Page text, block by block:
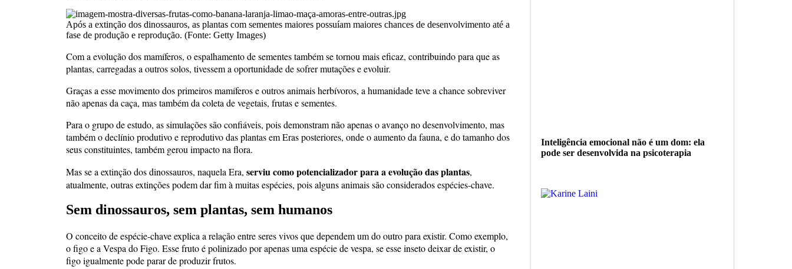
Após a extinção dos dinossauros, as plantas com sementes maiores possuíam maiores chances de desenvolvimento até a
fase de produção e reprodução. (Fonte: Getty Images)
Com a evolução dos mamíferos, o espalhamento de sementes também se tornou mais eficaz, contribuindo para que as
plantas, carregadas a outros solos, tivessem a oportunidade de sofrer mutações e evoluir.
Graças a esse movimento dos primeiros mamíferos e outros animais herbívoros, a humanidade teve a chance sobreviver
não apenas da caça, mas também da coleta de vegetais, frutas e sementes.
Para o grupo de estudo, as simulações são confiáveis, pois demonstram não apenas o avanço no desenvolvimento, mas
também o declínio produtivo e reprodutivo das plantas em Eras posteriores, onde o aumento da fauna, e do tamanho dos
seus constituintes, também gerou impacto na flora.
Mas se a extinção dos dinossauros, naquela Era, serviu como potencializador para a evolução das plantas,
atualmente, outras extinções podem dar fim à muitas espécies, pois alguns animais são considerados espécies-chave.
Sem dinossauros, sem plantas, sem humanos
O conceito de espécie-chave explica a relação entre seres vivos que dependem um do outro para existir. Como exemplo,
o figo e a Vespa do Figo. Esse fruto é polinizado por apenas uma espécie de vespa, se esse inseto deixar de existir, o
figo igualmente pode parar de produzir frutos.
Inteligência emocional não é um dom: ela
pode ser desenvolvida na psicoterapia